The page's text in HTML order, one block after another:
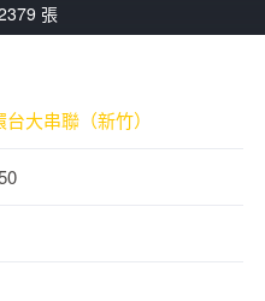
張
大串聯（新竹）